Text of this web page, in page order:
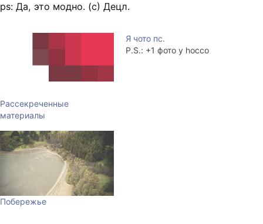
ps: Да, это модно. (c) Децл.
Рассекреченные
материалы
Я чото пс.
P.S.: +1 фото у hocco
Побережье